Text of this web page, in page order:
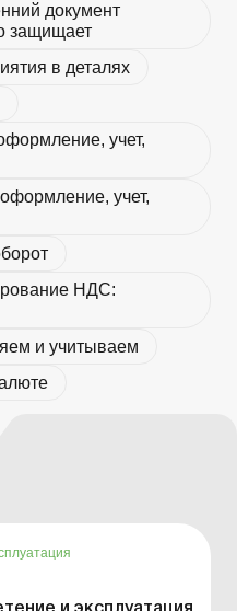
документ
защищает
в деталях
учет,
учет,
НДС:
и учитываем